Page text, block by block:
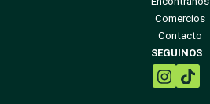
Comercios
Contacto
SEGUINOS